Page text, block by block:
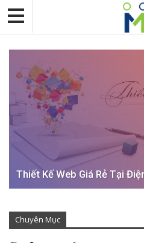
Thiết Kế Web Giá Rẻ Tại
Chuyên Mục